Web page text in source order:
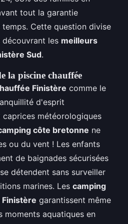
tout la garantie
Cette question divise
découvrant les meilleurs
Sud.
la piscine chauffée
Finistère comme le
d'esprit
météorologiques
côte bretonne ne
ou du vent ! Les enfants
de baignades sécurisées
détendent sans surveiller
marines. Les camping
garantissent même
moments aquatiques en